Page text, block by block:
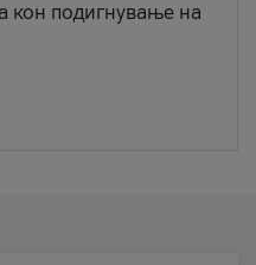
кон подигнување на